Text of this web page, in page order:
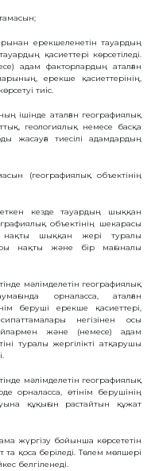
ерекшеленетін тауардың
қасиеттері көрсетіледі.
адам факторлардың аталған
ерекше қасиеттерінің,
тиіс.
ішінде аталған географиялық
геологиялық немесе басқа
жасауға тиесілі адамдардың
(географиялық объектiнiң
кезде тауардың шыққан
объектінің шекарасы
нақты шыққан жері туралы
нақты және бір мағыналы
мәлімделетін географиялық
орналасса, аталған
беруші ерекше қасиеттері,
негізінен осы
және (немесе) адам
туралы жергілікті атқарушы
мәлiмделетiн географиялық
орналасса, өтiнiм берушiнiң
құқығын растайтын құжат
жүргiзу бойынша көрсететін
та қоса берiледi. Төлем мөлшерi
белгiленедi.